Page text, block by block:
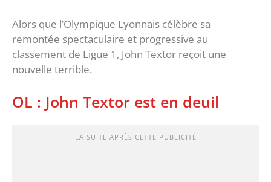
Alors que l’Olympique Lyonnais célèbre sa
remontée spectaculaire et progressive au
classement de Ligue 1, John Textor reçoit une
nouvelle terrible.
OL : John Textor est en deuil
LA SUITE APRÈS CETTE PUBLICITÉ